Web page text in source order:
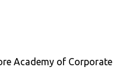
Academy of Corporate